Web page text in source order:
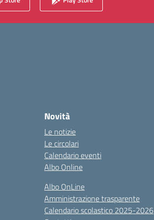
Novità
Le notizie
Le circolari
Calendario eventi
Albo Online
Albo OnLine
Amministrazione trasparente
Calendario scolastico 2025-2026